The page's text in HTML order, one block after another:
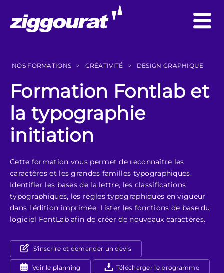
NOS FORMATIONS > CRÉATIVITÉ > DESIGN GRAPHIQUE
Formation Fontlab et
la typographie
initiation
Cette formation vous permet de reconnaître les
caractères et les grandes familles typographiques.
Identifier les bases de la lettre, les classifications
typographiques, les règles typographiques en vigueur
dans l'édition imprimée. Lister les fonctions de base du
logiciel FontLab afin de créer de nouveaux caractères.
S'inscrire et demander un devis
Voir le planning Télécharger le programme